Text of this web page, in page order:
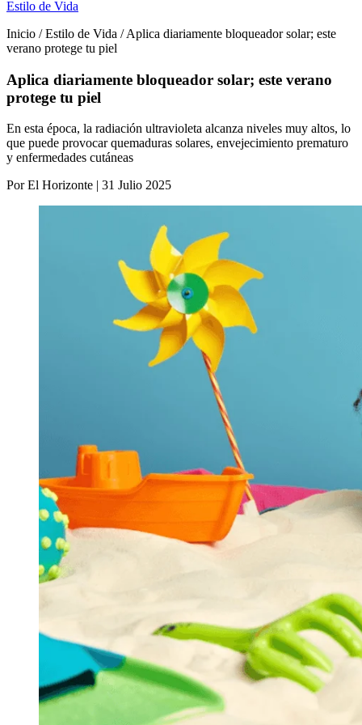
Estilo de Vida
Inicio / Estilo de Vida / Aplica diariamente bloqueador solar; este
verano protege tu piel
Aplica diariamente bloqueador solar; este verano
protege tu piel
En esta época, la radiación ultravioleta alcanza niveles muy altos, lo
que puede provocar quemaduras solares, envejecimiento prematuro
y enfermedades cutáneas
Por El Horizonte | 31 Julio 2025